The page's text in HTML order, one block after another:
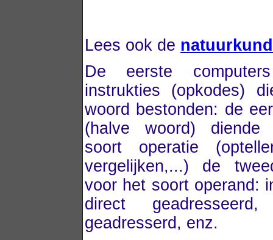
Lees ook de
De eerste
instrukties (opkodes)
woord bestonden: de
(halve woord)
soort operatie
vergelijken,...) de
voor het soort operand:
direct geadresseerd,
geadresserd, enz.